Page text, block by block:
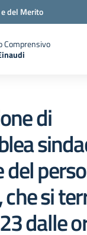
del Merito
Comprensivo
la pagina iniziale della
di
si
dalle